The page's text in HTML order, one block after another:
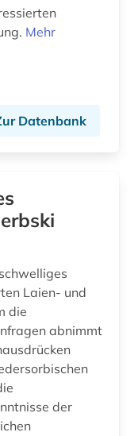
Mehr
Datenbank
Laien- und
die
abnimmt
der